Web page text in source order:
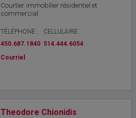
Courtier immobilier résidentiel et
commercial
TÉLÉPHONE :
450.687.1840
CELLULAIRE :
514.444.6054
Courriel
Theodore Chionidis